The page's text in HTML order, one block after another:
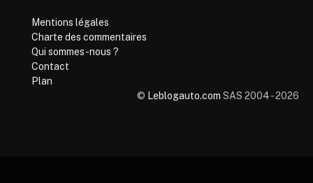
Mentions légales
Charte des commentaires
Qui sommes-nous ?
Contact
Plan
© Leblogauto.com SAS 2004 - 2026